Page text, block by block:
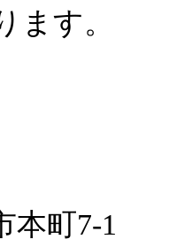
ます。
本町7-1